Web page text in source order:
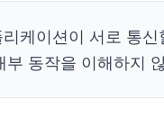
케이션이 서로 통
동작을 이해하지